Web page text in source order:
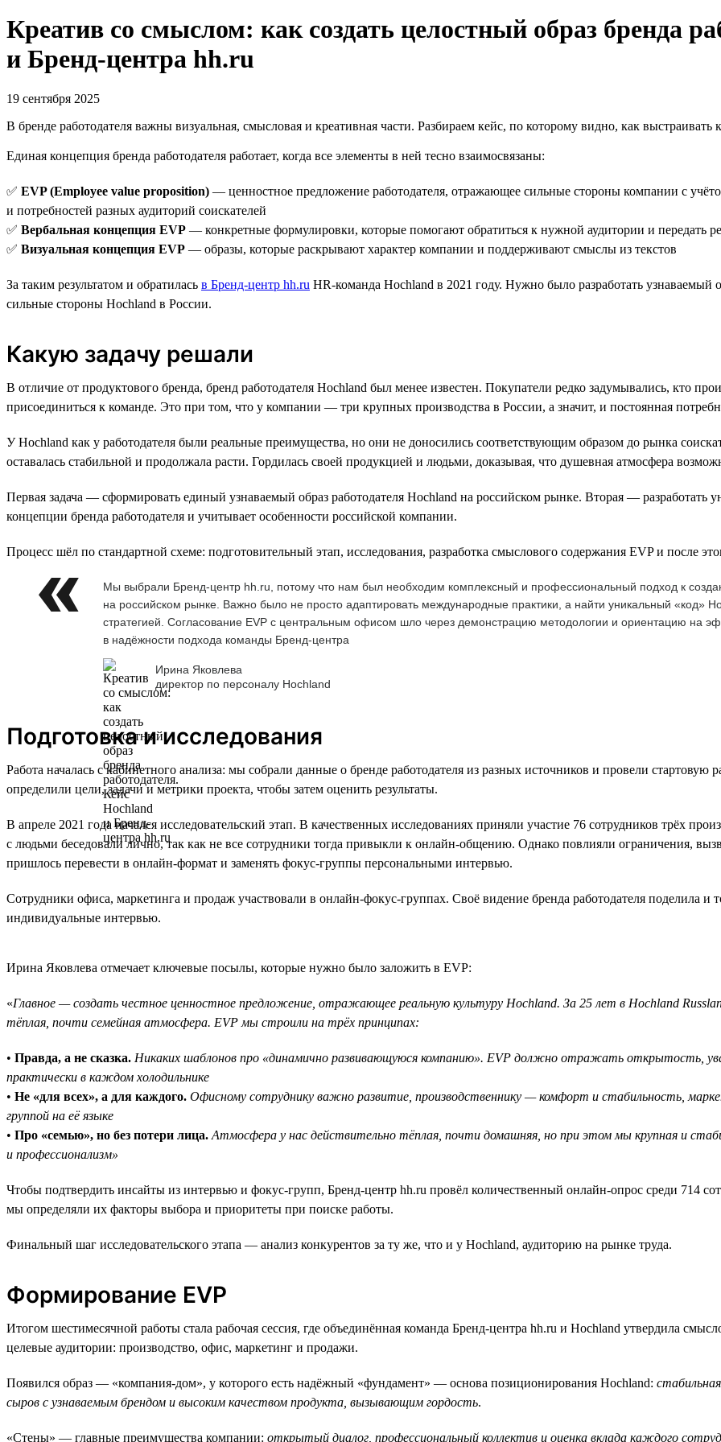
Креатив со смыслом: как создать целостный образ бренда
и Бренд-центра hh.ru
19 сентября 2025
В бренде работодателя важны визуальная, смысловая и креативная части. Разбираем кейс, по которому видно, как
Единая концепция бренда работодателя работает, когда все элементы в ней тесно взаимосвязаны:
✅ EVP (Employee value proposition) — ценностное предложение работодателя, отражающее сильные стороны компании с
и потребностей разных аудиторий соискателей
✅ Вербальная концепция EVP — конкретные формулировки, которые помогают обратиться к нужной аудитории и передать
✅ Визуальная концепция EVP — образы, которые раскрывают характер компании и поддерживают смыслы из текстов
За таким результатом и обратилась в Бренд-центр hh.ru HR-команда Hochland в 2021 году. Нужно было разработать узнаваемый
сильные стороны Hochland в России.
Какую задачу решали
В отличие от продуктового бренда, бренд работодателя Hochland был менее известен. Покупатели редко задумывались, кто
присоединиться к команде. Это при том, что у компании — три крупных производства в России, а значит, и постоянная
У Hochland как у работодателя были реальные преимущества, но они не доносились соответствующим образом до рынка
оставалась стабильной и продолжала расти. Гордилась своей продукцией и людьми, доказывая, что душевная атмосфера
Первая задача — сформировать единый узнаваемый образ работодателя Hochland на российском рынке. Вторая — разработать
концепции бренда работодателя и учитывает особенности российской компании.
Процесс шёл по стандартной схеме: подготовительный этап, исследования, разработка смыслового содержания EVP и после
Мы выбрали Бренд-центр hh.ru, потому что нам был необходим комплексный и профессиональный подход к
на российском рынке. Важно было не просто адаптировать международные практики, а найти уникальный «код»
стратегией. Согласование EVP с центральным офисом шло через демонстрацию методологии и ориентацию на
в надёжности подхода команды Бренд-центра
Ирина Яковлева
директор по персоналу Hochland
Подготовка и исследования
Работа началась с кабинетного анализа: мы собрали данные о бренде работодателя из разных источников и провели
определили цели, задачи и метрики проекта, чтобы затем оценить результаты.
В апреле 2021 года начался исследовательский этап. В качественных исследованиях приняли участие 76 сотрудников трёх
с людьми беседовали лично, так как не все сотрудники тогда привыкли к онлайн-общению. Однако повлияли ограничения,
пришлось перевести в онлайн-формат и заменять фокус-группы персональными интервью.
Сотрудники офиса, маркетинга и продаж участвовали в онлайн-фокус-группах. Своё видение бренда работодателя поделила
индивидуальные интервью.
Ирина Яковлева отмечает ключевые посылы, которые нужно было заложить в EVP:
«Главное — создать честное ценностное предложение, отражающее реальную культуру Hochland. За 25 лет в Hochland
тёплая, почти семейная атмосфера. EVP мы строили на трёх принципах:
• Правда, а не сказка. Никаких шаблонов про «динамично развивающуюся компанию». EVP должно отражать открытость,
практически в каждом холодильнике
• Не «для всех», а для каждого. Офисному сотруднику важно развитие, производственнику — комфорт и стабильность,
группой на её языке
• Про «семью», но без потери лица. Атмосфера у нас действительно тёплая, почти домашняя, но при этом мы крупная и
и профессионализм»
Чтобы подтвердить инсайты из интервью и фокус-групп, Бренд-центр hh.ru провёл количественный онлайн-опрос среди 714
мы определяли их факторы выбора и приоритеты при поиске работы.
Финальный шаг исследовательского этапа — анализ конкурентов за ту же, что и у Hochland, аудиторию на рынке труда.
Формирование EVP
Итогом шестимесячной работы стала рабочая сессия, где объединённая команда Бренд-центра hh.ru и Hochland утвердила
целевые аудитории: производство, офис, маркетинг и продажи.
Появился образ — «компания-дом», у которого есть надёжный «фундамент» — основа позиционирования Hochland:
сыров с узнаваемым брендом и высоким качеством продукта, вызывающим гордость.
«Стены» — главные преимущества компании: открытый диалог, профессиональный коллектив и оценка вклада каждого